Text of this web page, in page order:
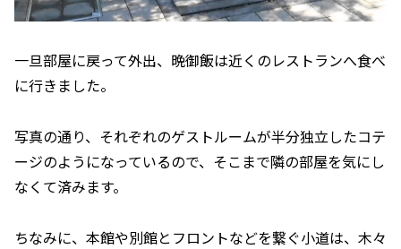
一旦部屋に戻って外出、晩御飯は近くのレストランへ食べ
に行きました。
写真の通り、それぞれのゲストルームが半分独立したコテ
ージのようになっているので、そこまで隣の部屋を気にし
なくて済みます。
ちなみに、本館や別館とフロントなどを繋ぐ小道は、木々